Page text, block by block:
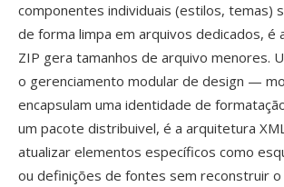
componentes individuais (estilos, temas)
de forma limpa em arquivos dedicados, é
ZIP gera tamanhos de arquivo menores.
o gerenciamento modular de design —
encapsulam uma identidade de
um pacote distribuivel, é a arquitetura
atualizar elementos específicos como
ou definições de fontes sem reconstruir